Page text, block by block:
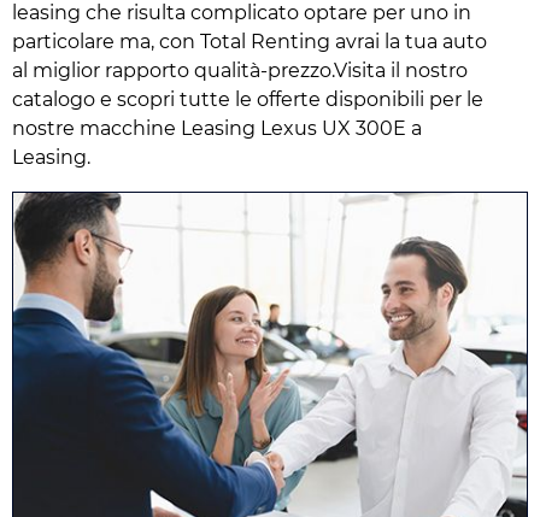
leasing che risulta complicato optare per uno in
particolare ma, con Total Renting avrai la tua auto
al miglior rapporto qualità-prezzo.Visita il nostro
catalogo e scopri tutte le offerte disponibili per le
nostre macchine Leasing Lexus UX 300E a
Leasing.